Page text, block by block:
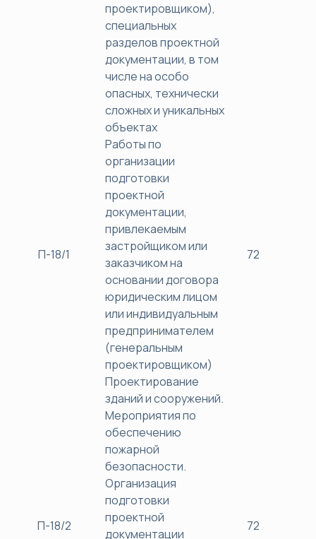
проектировщиком),
специальных
разделов проектной
документации, в том
числе на особо
опасных, технически
сложных и уникальных
объектах
П-18/1
Работы по
организации
подготовки
проектной
документации,
привлекаемым
застройщиком или
заказчиком на
основании договора
юридическим лицом
или индивидуальным
предпринимателем
(генеральным
проектировщиком)
72
П-18/2
Проектирование
зданий и сооружений.
Мероприятия по
обеспечению
пожарной
безопасности.
Организация
подготовки
проектной
документации
72